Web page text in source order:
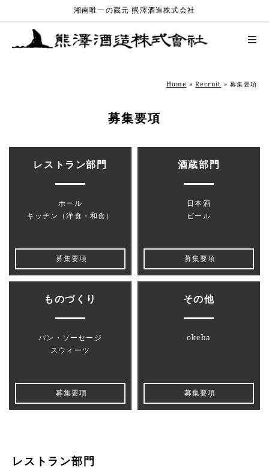
湘南唯一の蔵元 熊澤酒造株式会社
Home »Recruit »募集要項
募集要項
レストラン部門
ホール
キッチン（洋食・和食）
募集要項
酒蔵部門
日本酒
ビール
募集要項
ものづくり
パン・ソーセージ
スウィーツ
募集要項
その他
okeba
募集要項
レストラン部門